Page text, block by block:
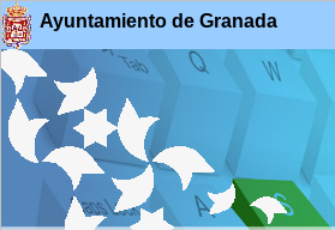
Ayuntamiento de Granada